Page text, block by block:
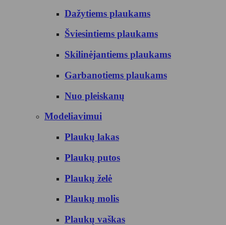
Dažytiems plaukams
Šviesintiems plaukams
Skilinėjantiems plaukams
Garbanotiems plaukams
Nuo pleiskanų
Modeliavimui
Plaukų lakas
Plaukų putos
Plaukų želė
Plaukų molis
Plaukų vaškas